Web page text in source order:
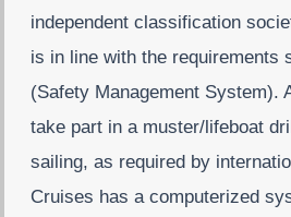
independent classification
is in line with the requirements
(Safety Management System).
take part in a muster/lifeboat
sailing, as required by
Cruises has a computerized